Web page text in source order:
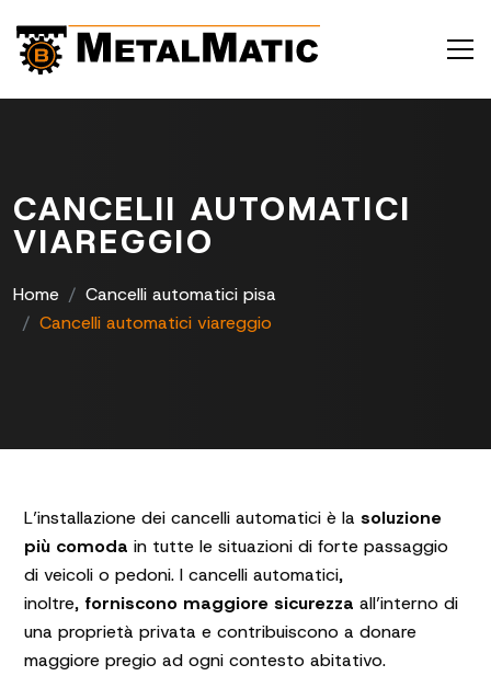
CANCELII AUTOMATICI
VIAREGGIO
Home
Cancelli automatici pisa
CancelIi automatici viareggio
L’installazione dei cancelli automatici è la soluzione
più comoda in tutte le situazioni di forte passaggio
di veicoli o pedoni. I cancelli automatici,
inoltre, forniscono maggiore sicurezza all’interno di
una proprietà privata e contribuiscono a donare
maggiore pregio ad ogni contesto abitativo.